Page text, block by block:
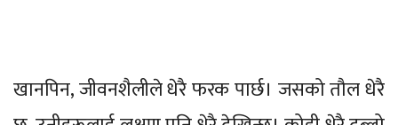
खानपिन, जीवनशैलीले धेरै फरक पार्छ। जसको तौल धेरै